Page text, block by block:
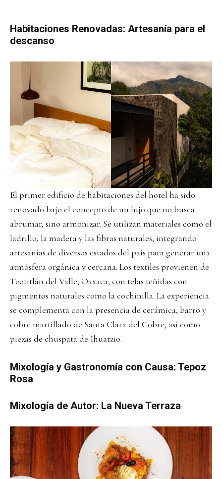
Habitaciones Renovadas: Artesanía para el
descanso
El primer edificio de habitaciones del hotel ha sido
renovado bajo el concepto de un lujo que no busca
abrumar, sino armonizar. Se utilizan materiales como el
ladrillo, la madera y las fibras naturales, integrando
artesanías de diversos estados del país para generar una
atmósfera orgánica y cercana. Los textiles provienen de
Teotitlán del Valle, Oaxaca, con telas teñidas con
pigmentos naturales como la cochinilla. La experiencia
se complementa con la presencia de cerámica, barro y
cobre martillado de Santa Clara del Cobre, así como
piezas de chuspata de Ihuatzio.
Mixología y Gastronomía con Causa: Tepoz
Rosa
Mixología de Autor: La Nueva Terraza